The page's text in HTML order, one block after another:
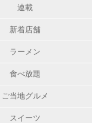
連載
新着店舗
ラーメン
食べ放題
ご当地グルメ
スイーツ